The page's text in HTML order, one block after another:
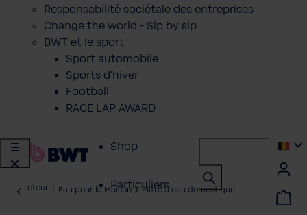
Responsabilité sociétale des entreprises
Change the world - Sip by sip
BWT et le sport
Sport automobile
Sports d'hiver
Football
RACE LAP AWARD
Shop
Particuliers
retour Eau pour la Maison Filtre à eau domestique